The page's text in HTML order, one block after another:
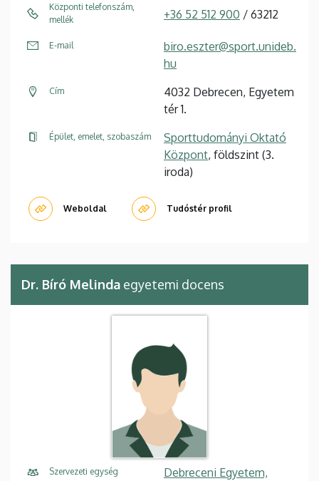
Központi telefonszám,
mellék
+36 52 512 900 / 63212
E-mail
biro.eszter@sport.unideb.
hu
Cím
4032 Debrecen, Egyetem
tér 1.
Épület, emelet, szobaszám
Sporttudományi Oktató
Központ, földszint (3.
iroda)
Weboldal Tudóstér profil
Dr. Bíró Melinda egyetemi docens
Szervezeti egység
Debreceni Egyetem,